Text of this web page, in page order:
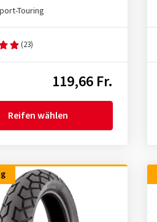
Touring
(23)
119,66 Fr.
Reifen wählen